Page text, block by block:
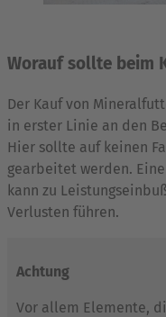
Worauf sollte beim
Der Kauf von
in erster Linie an den
Hier sollte auf keinen
gearbeitet werden.
kann zu
Verlusten führen.
Achtung
Vor allem Elemente,